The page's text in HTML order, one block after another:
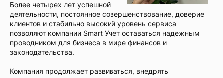
Более четырех лет успешной
деятельности, постоянное совершенствование, доверие
клиентов и стабильно высокий уровень сервиса
позволяют компании Smart Учет оставаться надежным
проводником для бизнеса в мире финансов и
законодательства.
Компания продолжает развиваться, внедрять